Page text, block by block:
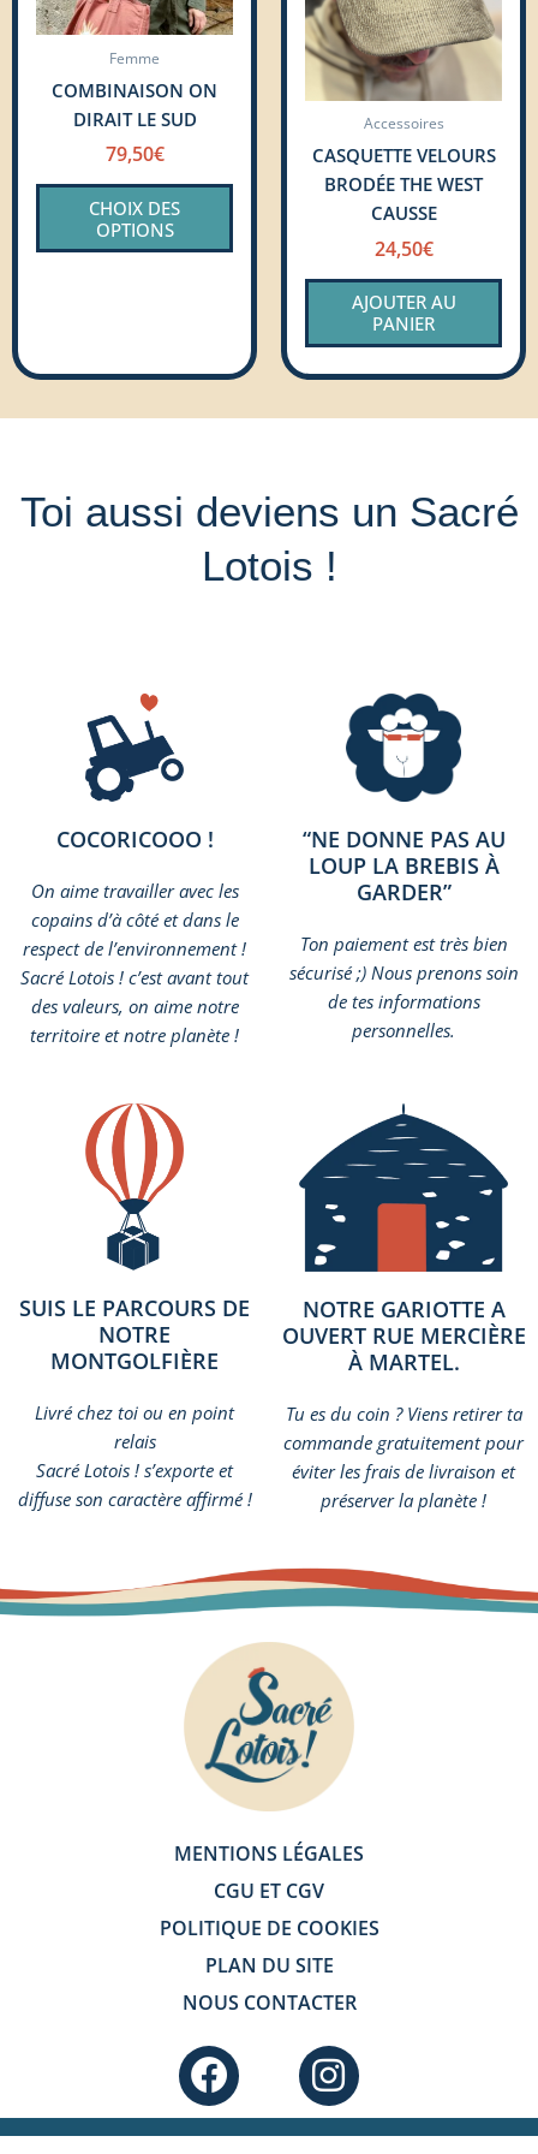
Femme
COMBINAISON ON
DIRAIT LE SUD
79,50€
CHOIX DES
OPTIONS
options
peuvent
page
Accessoires
CASQUETTE VELOURS
BRODÉE THE WEST
CAUSSE
24,50€
AJOUTER AU
PANIER
Toi aussi deviens un Sacré
Lotois !
COCORICOOO !
On aime travailler avec les
copains d’à côté et dans le
respect de l’environnement !
Sacré Lotois ! c’est avant tout
des valeurs, on aime notre
territoire et notre planète !
“NE DONNE PAS AU
LOUP LA BREBIS À
GARDER”
Ton paiement est très bien
sécurisé ;) Nous prenons soin
de tes informations
personnelles.
SUIS LE PARCOURS DE
NOTRE
MONTGOLFIÈRE
Livré chez toi ou en point
relais
Sacré Lotois ! s’exporte et
diffuse son caractère affirmé !
NOTRE GARIOTTE A
OUVERT RUE MERCIÈRE
À MARTEL.
Tu es du coin ? Viens retirer ta
commande gratuitement pour
éviter les frais de livraison et
préserver la planète !
MENTIONS LÉGALES
CGU ET CGV
POLITIQUE DE COOKIES
PLAN DU SITE
NOUS CONTACTER
F
a
c
I
n
s